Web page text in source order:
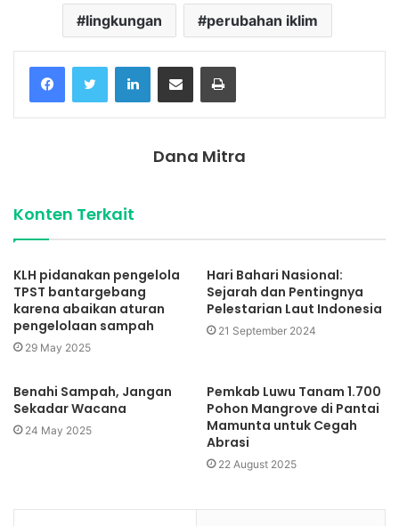
lingkungan perubahan iklim
FacebookTwitter LinkedInShare via Email Print
Dana Mitra
Konten Terkait
KLH pidanakan pengelola
TPST bantargebang
karena abaikan aturan
pengelolaan sampah
29 May 2025
Hari Bahari Nasional:
Sejarah dan Pentingnya
Pelestarian Laut Indonesia
21 September 2024
Benahi Sampah, Jangan
Sekadar Wacana
24 May 2025
Pemkab Luwu Tanam 1.700
Pohon Mangrove di Pantai
Mamunta untuk Cegah
Abrasi
22 August 2025